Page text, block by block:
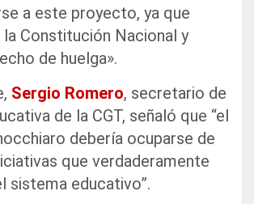
a este proyecto, ya que
Constitución Nacional y
de huelga».
Sergio Romero, secretario de
de la CGT, señaló que “el
debería ocuparse de
que verdaderamente
sistema educativo”.